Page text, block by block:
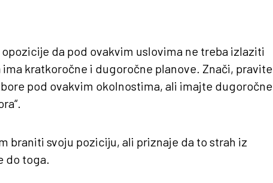
da pod ovakvim uslovima ne treba izlaziti
kratkoročne i dugoročne planove. Znači, pravite
pod ovakvim okolnostima, ali imajte dugoročne
braniti svoju poziciju, ali priznaje da to strah iz
do toga.